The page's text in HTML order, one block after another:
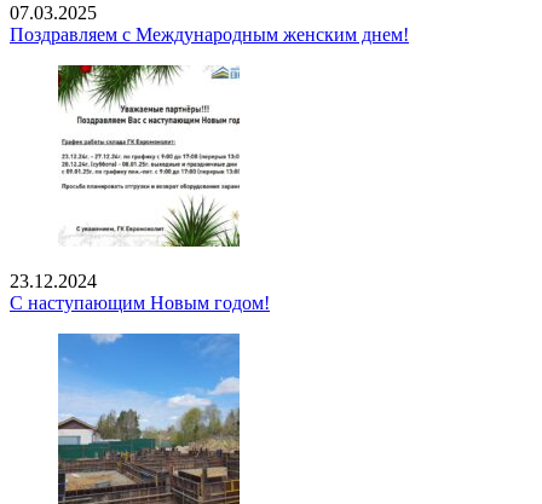
07.03.2025
Поздравляем с Международным женским днем!
23.12.2024
С наступающим Новым годом!